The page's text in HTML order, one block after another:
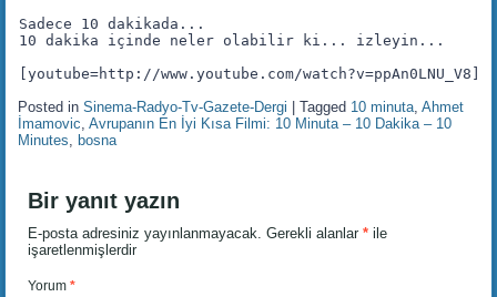
Sadece 10 dakikada...
10 dakika içinde neler olabilir ki... izleyin...
[youtube=http://www.youtube.com/watch?v=ppAn0LNU_V8]
Posted in Sinema-Radyo-Tv-Gazete-Dergi |Tagged 10 minuta,Ahmet
İmamovic,Avrupanın En İyi Kısa Filmi: 10 Minuta – 10 Dakika – 10
Minutes, bosna
Bir yanıt yazın
E-posta adresiniz yayınlanmayacak. Gerekli alanlar* ile
işaretlenmişlerdir
Yorum*